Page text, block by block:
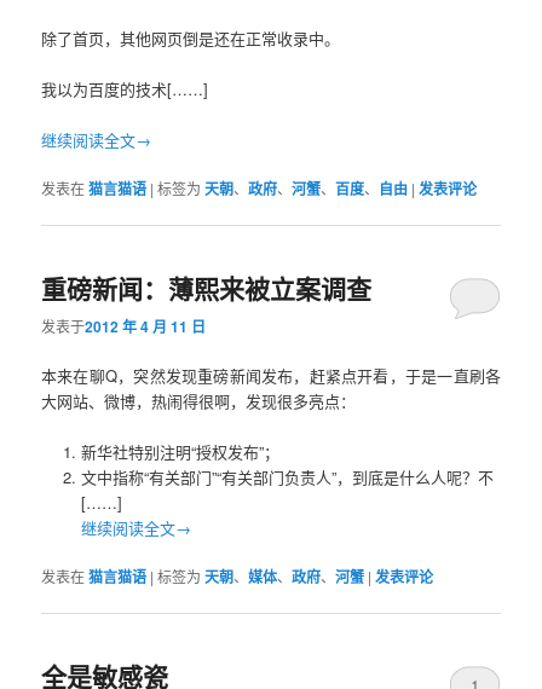
除了首页，其他网页倒是还在正常收录中。
我以为百度的技术[……]
继续阅读全文→
发表在猫言猫语 |标签为 天朝、政府、河蟹、百度、 自由 |发表评论
重磅新闻：薄熙来被立案调查
发表于2012 年 4 月 11 日
本来在聊Q，突然发现重磅新闻发布，赶紧点开看，于是一直刷各
大网站、微博，热闹得很啊，发现很多亮点：
新华社特别注明“授权发布”；
文中指称“有关部门”“有关部门负责人”，到底是什么人呢？不
[……]
继续阅读全文→
发表在猫言猫语 |标签为 天朝、媒体、政府、河蟹 |发表评论
全是敏感瓷 1